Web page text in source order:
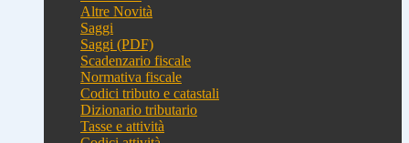
Altre Novità
Saggi
Saggi (PDF)
Scadenzario fiscale
Normativa fiscale
Codici tributo e catastali
Dizionario tributario
Tasse e attività